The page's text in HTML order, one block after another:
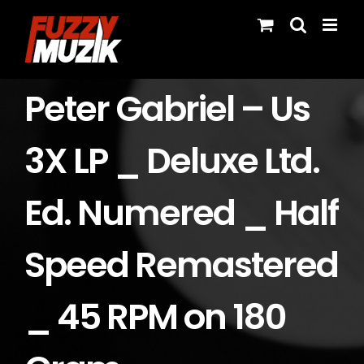
content
Peter Gabriel – Us
3X LP _ Deluxe Ltd.
Ed. Numered _ Half
Speed Remastered
_ 45 RPM on 180